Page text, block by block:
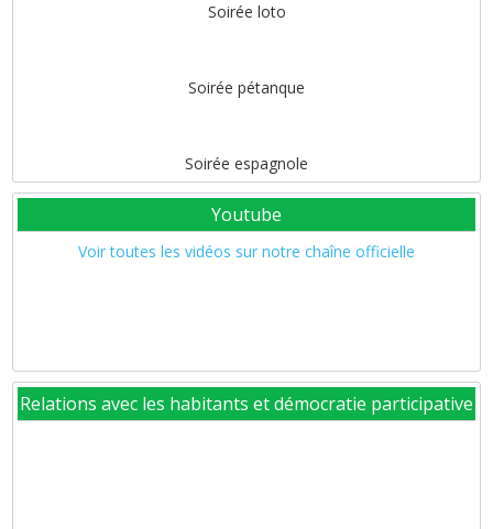
Soirée loto
Soirée pétanque
Soirée espagnole
Youtube
Voir toutes les vidéos sur notre chaîne officielle
Relations avec les habitants et démocratie participative